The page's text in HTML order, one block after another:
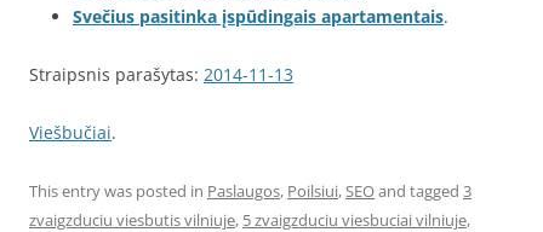
Svečius pasitinka įspūdingais apartamentais.
Straipsnis parašytas: 2014-11-13
Viešbučiai.
This entry was posted in Paslaugos, Poilsiui,SEOand tagged 3
zvaigzduciu viesbutis vilniuje, 5 zvaigzduciu viesbuciai vilniuje,